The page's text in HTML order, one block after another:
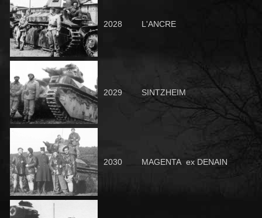
2028 L'ANCRE
2029 SINTZHEIM
2030 MAGENTA ex DENAIN